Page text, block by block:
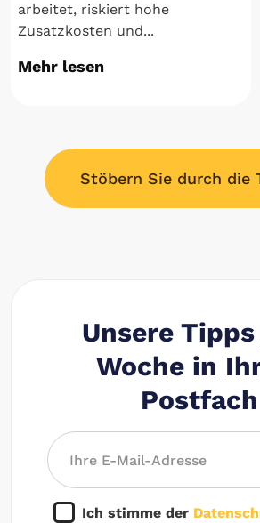
arbeitet, riskiert hohe
Zusatzkosten und...
Mehr lesen
Stöbern Sie durch die
Unsere
Woche in
Postfach
Ich stimme der